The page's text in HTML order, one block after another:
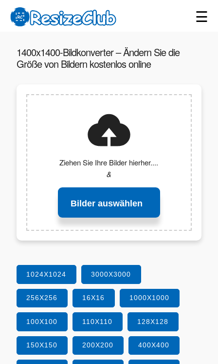
☰
1400x1400-Bildkonverter – Ändern Sie die
Größe von Bildern kostenlos online
Ziehen Sie Ihre Bilder hierher....
&
Bilder auswählen
1024X1024 3000X3000
256X256 16X16 1000X1000
100X100 110X110 128X128
150X150 200X200 400X400